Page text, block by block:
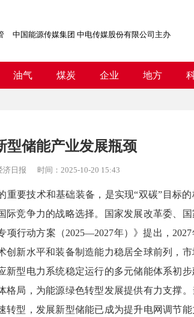
中国能源传媒集团 中电传媒股份有限公司主办
油气 煤炭 企业 地方
型储能产业发展瓶颈
济日报 时间： 2025-10-20 15:43
要技术和基础装备，是实现“双碳”目标的
际竞争力的战略选择。国家发展改革委、
项行动方案（2025—2027年）》提出，
创新水平和装备制造能力稳居全球前列，
新型电力系统稳定运行的多元储能体系初
格局，为能源绿色转型发展提供有力支撑
转型，发展新型储能已成为提升电网调节